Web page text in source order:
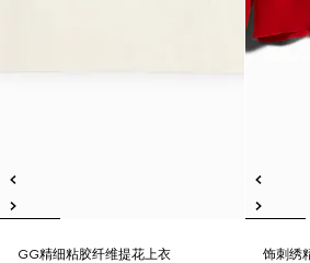
GG精细粘胶纤维提花上衣
饰刺绣